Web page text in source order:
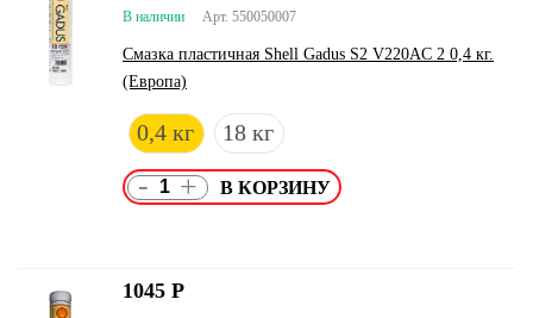
Арт. 550050007
В наличии
Смазка пластичная Shell Gadus S2 V220AC 2 0,4 кг.
(Европа)
0,4 кг 18 кг
- +
1045 Р